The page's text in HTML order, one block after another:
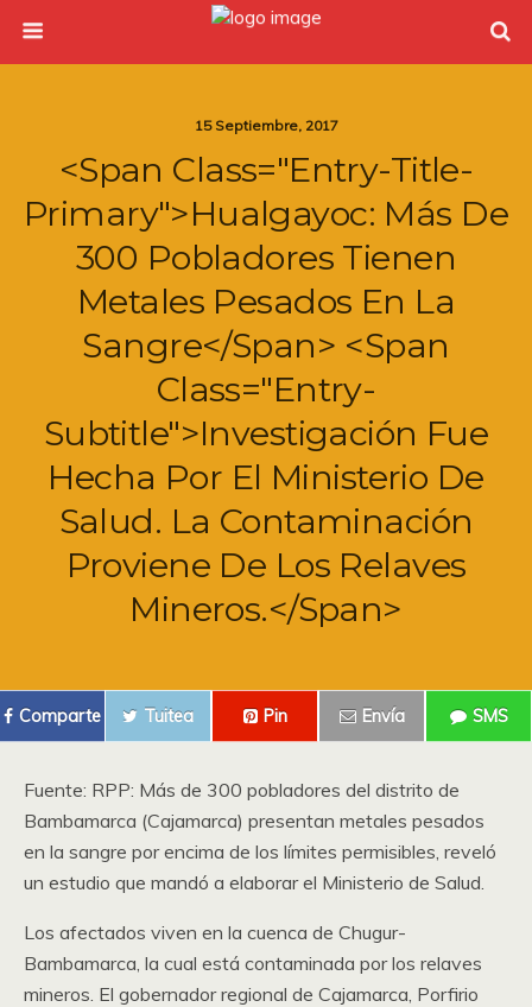
15 Septiembre, 2017
<span Class="entry-Title-
Primary">Hualgayoc: Más De
300 Pobladores Tienen
Metales Pesados En La
Sangre</span> <span
Class="entry-
Subtitle">Investigación Fue
Hecha Por El Ministerio De
Salud. La Contaminación
Proviene De Los Relaves
Mineros.</span>
Comparte Tuitea Pin Envía SMS
Fuente: RPP: Más de 300 pobladores del distrito de
Bambamarca (Cajamarca) presentan metales pesados
en la sangre por encima de los límites permisibles, reveló
un estudio que mandó a elaborar el Ministerio de Salud.
Los afectados viven en la cuenca de Chugur-
Bambamarca, la cual está contaminada por los relaves
mineros. El gobernador regional de Cajamarca, Porfirio